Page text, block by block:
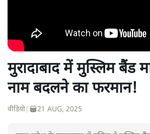
मुरादाबाद में मुस्लिम बैंड
नाम बदलने का फरमान!
वीडियो 21 AUG, 2025